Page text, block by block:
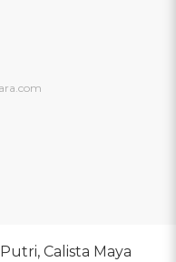
Calista Maya